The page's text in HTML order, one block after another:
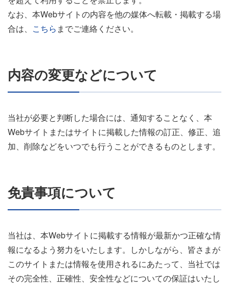
なお、本Webサイトの内容を他の媒体へ転載・掲載する場
合は、 こちら までご連絡ください。
内容の変更などについて
当社が必要と判断した場合には、通知することなく、本
Webサイトまたはサイトに掲載した情報の訂正、修正、追
加、削除などをいつでも行うことができるものとします。
免責事項について
当社は、本Webサイトに掲載する情報が最新かつ正確な情
報になるよう努力をいたします。しかしながら、皆さまが
このサイトまたは情報を使用されるにあたって、当社では
その完全性、正確性、安全性などについての保証はいたし